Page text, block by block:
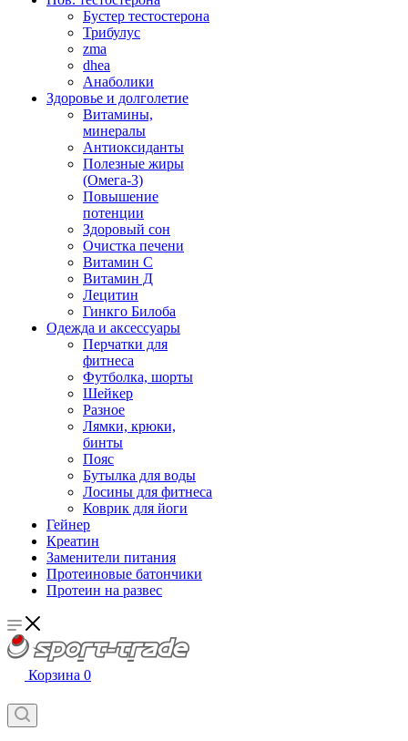
Бустер тестостерона
Трибулус
zma
dhea
Анаболики
Здоровье и долголетие
Витамины,
минералы
Антиоксиданты
Полезные жиры
(Омега-3)
Повышение
потенции
Здоровый сон
Очистка печени
Витамин С
Витамин Д
Лецитин
Гинкго Билоба
Одежда и аксессуары
Перчатки для
фитнеса
Футболка, шорты
Шейкер
Разное
Лямки, крюки,
бинты
Пояс
Бутылка для воды
Лосины для фитнеса
Коврик для йоги
Гейнер
Креатин
Заменители питания
Протеиновые батончики
Протеин на развес
Корзина 0